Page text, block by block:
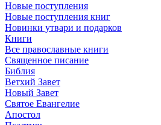
Новые поступления
Новые поступления книг
Новинки утвари и подарков
Книги
Все православные книги
Священное писание
Библия
Ветхий Завет
Новый Завет
Святое Евангелие
Апостол